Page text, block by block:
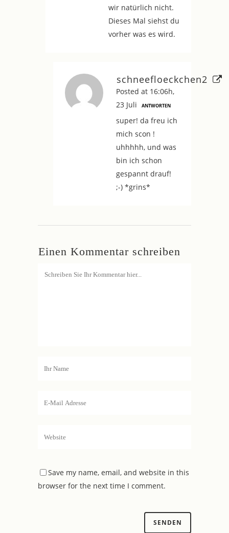
wir natürlich nicht.
Dieses Mal siehst du
vorher was es wird.
schneefloeckchen2
Posted at 16:06h,
23 Juli
ANTWORTEN
super! da freu ich
mich scon !
uhhhhh, und was
bin ich schon
gespannt drauf!
;-) *grins*
Einen Kommentar schreiben
Save my name, email, and website in this
browser for the next time I comment.